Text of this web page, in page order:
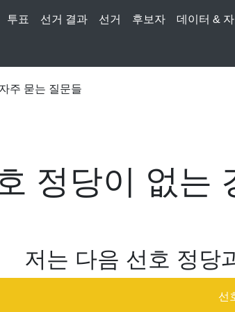
투표 선거 결과 선거 후보자 데이터 &
주 묻는 질문들
정당이 없는
저는 다음 선호 정당
선